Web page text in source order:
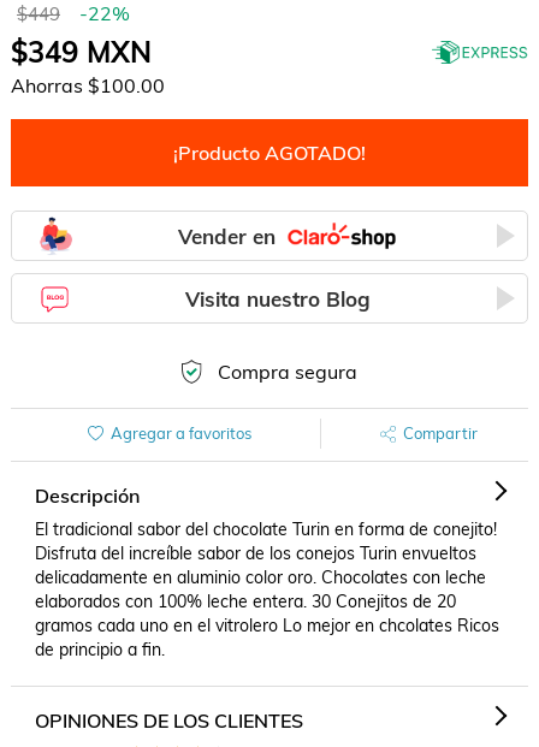
$449 -22%
$349MXN
Ahorras $100.00
¡Producto AGOTADO!
Vender en
Visita nuestro Blog
Compra segura
Agregar a favoritos Compartir
Descripción
El tradicional sabor del chocolate Turin en forma de conejito!
Disfruta del increíble sabor de los conejos Turin envueltos
delicadamente en aluminio color oro. Chocolates con leche
elaborados con 100% leche entera. 30 Conejitos de 20
gramos cada uno en el vitrolero Lo mejor en chcolates Ricos
de principio a fin.
OPINIONES DE LOS CLIENTES